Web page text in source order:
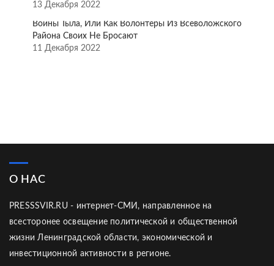
13 Декабря 2022
Воины Тыла, Или Как Волонтёры Из Всеволожского
Района Своих Не Бросают
11 Декабря 2022
О НАС
PRESSSVIR.RU - интернет-СМИ, направленное на
всесторонее освещение политической и общественной
жизни Ленинградской области, экономической и
инвестиционной активности в регионе.